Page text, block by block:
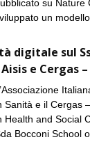
su Nature
un
digitale sul
e Cergas –
Sanità e il Cergas
Health and Social
Bocconi School